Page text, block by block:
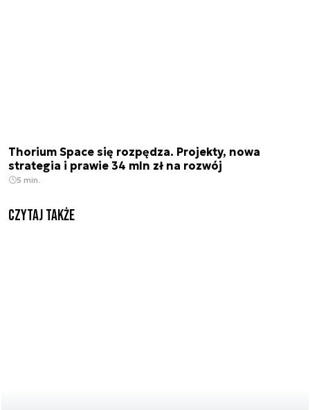
Thorium Space się rozpędza. Projekty, nowa
strategia i prawie 34 mln zł na rozwój
5 min.
Czytaj także